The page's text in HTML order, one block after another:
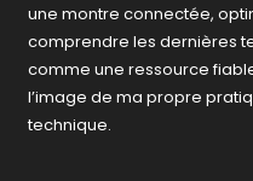
une montre connectée,
comprendre les dernières
comme une ressource
l’image de ma propre
technique.